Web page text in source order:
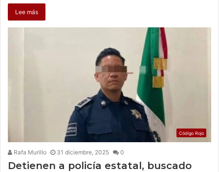
Lee más
Código Rojo
Rafa Murillo 31 diciembre, 2025 0
Detienen a policía estatal, buscado